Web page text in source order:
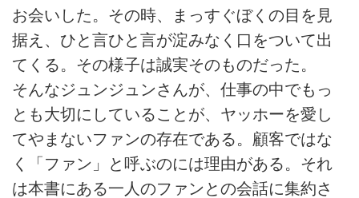
お会いした。その時、まっすぐぼくの目を見
据え、ひと言ひと言が淀みなく口をついて出
てくる。その様子は誠実そのものだった。
そんなジュンジュンさんが、仕事の中でもっ
とも大切にしていることが、ヤッホーを愛し
てやまないファンの存在である。顧客ではな
く「ファン」と呼ぶのには理由がある。それ
は本書にある一人のファンとの会話に集約さ